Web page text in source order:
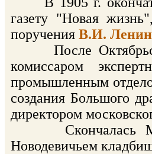
газету "Новая
поручения В.И.
После
комиссаром
промышленным
создания Большого
директором
Скончалась М.Ф.
Новодевичьем